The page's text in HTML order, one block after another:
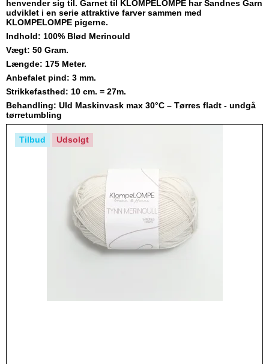
henvender sig til. Garnet til KLOMPELOMPE har Sandnes Garn
udviklet i en serie attraktive farver sammen med
KLOMPELOMPE pigerne.
Indhold: 100% Blød Merinould
Vægt: 50 Gram.
Længde: 175 Meter.
Anbefalet pind: 3 mm.
Strikkefasthed: 10 cm. = 27m.
Behandling: Uld Maskinvask max 30°C – Tørres fladt - undgå
tørretumbling
Tilbud Udsolgt